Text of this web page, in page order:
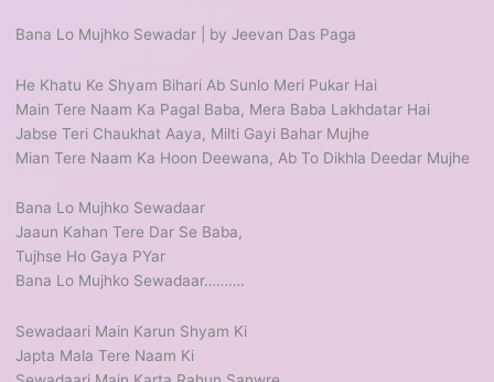
Bana Lo Mujhko Sewadar | by Jeevan Das Paga
He Khatu Ke Shyam Bihari Ab Sunlo Meri Pukar Hai
Main Tere Naam Ka Pagal Baba, Mera Baba Lakhdatar Hai
Jabse Teri Chaukhat Aaya, Milti Gayi Bahar Mujhe
Mian Tere Naam Ka Hoon Deewana, Ab To Dikhla Deedar Mujhe
Bana Lo Mujhko Sewadaar
Jaaun Kahan Tere Dar Se Baba,
Tujhse Ho Gaya PYar
Bana Lo Mujhko Sewadaar……….
Sewadaari Main Karun Shyam Ki
Japta Mala Tere Naam Ki